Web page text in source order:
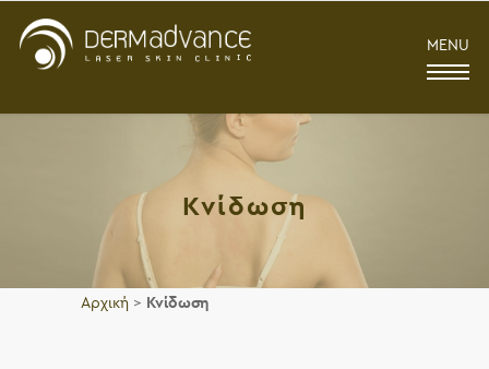
MENU
Κνίδωση
Αρχική > Κνίδωση